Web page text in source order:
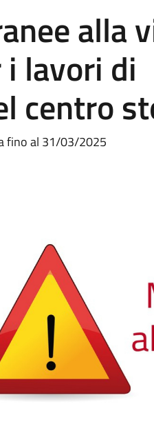
alla
lavori di
centro
fino al 31/03/2025